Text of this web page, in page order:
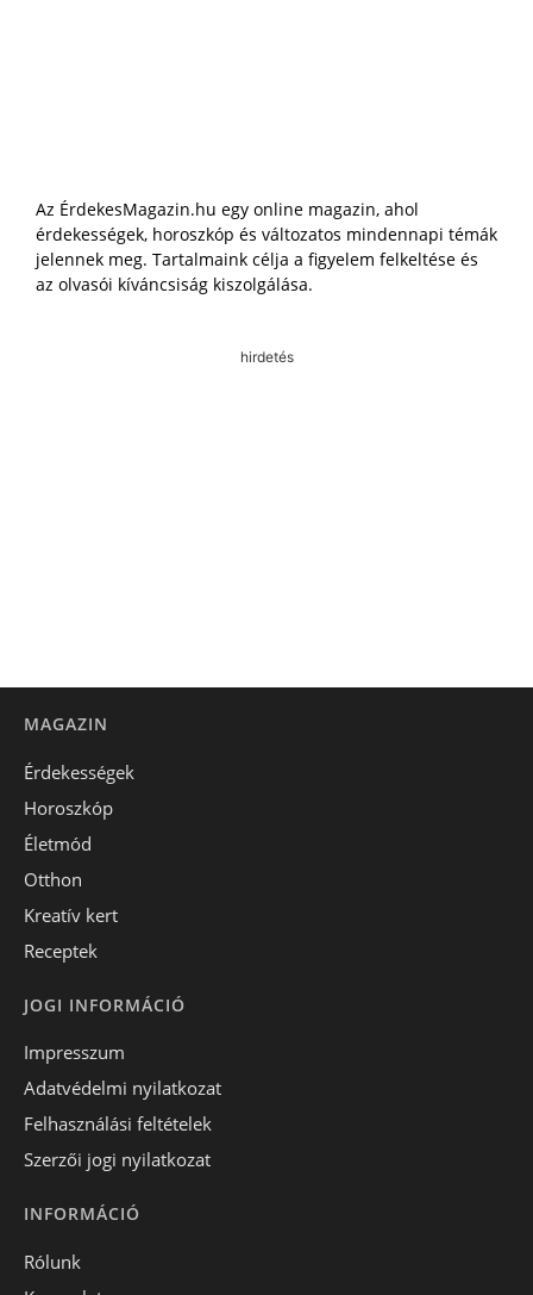
Az ÉrdekesMagazin.hu egy online magazin, ahol
érdekességek, horoszkóp és változatos mindennapi témák
jelennek meg. Tartalmaink célja a figyelem felkeltése és
az olvasói kíváncsiság kiszolgálása.
hirdetés
MAGAZIN
Érdekességek
Horoszkóp
Életmód
Otthon
Kreatív kert
Receptek
JOGI INFORMÁCIÓ
Impresszum
Adatvédelmi nyilatkozat
Felhasználási feltételek
Szerzői jogi nyilatkozat
INFORMÁCIÓ
Rólunk